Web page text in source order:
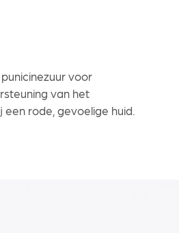
voor
van het
rode, gevoelige huid.